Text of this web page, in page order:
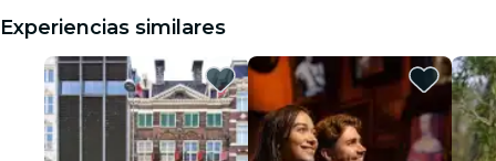
Experiencias similares